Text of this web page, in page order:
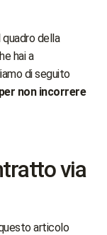
della
hai a
di seguito
non incorrere
via
articolo